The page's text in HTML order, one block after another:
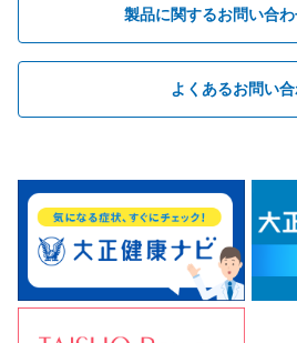
製品に関するお問い合
よくあるお問い